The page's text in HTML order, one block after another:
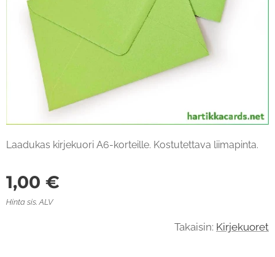
Laadukas kirjekuori A6-korteille. Kostutettava liimapinta.
1,00 €
Hinta sis. ALV
Takaisin: Kirjekuoret